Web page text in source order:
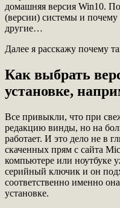
домашняя версия Win10.
(версии) системы и почему
другие…
Далее я расскажу почему
Как выбрать
установке,
Все привыкли, что при
редакцию винды, но на
работает. И это дело не в
скаченных прям с сайта
компьютере или ноутбуке
серийный ключик и он
соответственно именно
установке.